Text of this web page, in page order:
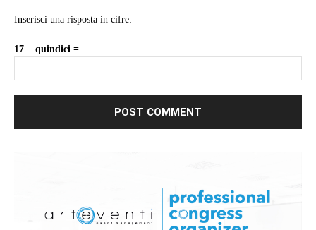
Inserisci una risposta in cifre:
17 − quindici =